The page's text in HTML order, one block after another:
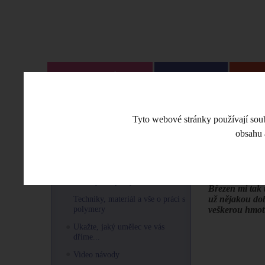
Tyto webové stránky používají
obsahu
Techniky, materiál a vše o práci s
polymery
Ukažte, jaký umělec ve vás
dříme...
Video návody
Úvodní
Patchwork
Březen mi tak
už nějakou
veškerou